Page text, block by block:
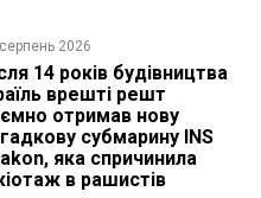
2026
14 років будівництва
врешті решт
отримав нову
субмарину INS
яка спричинила
в рашистів